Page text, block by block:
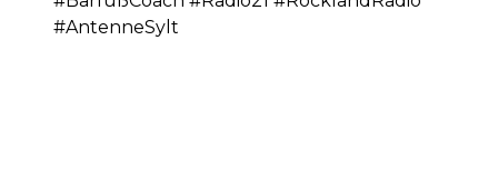
#AntenneSylt